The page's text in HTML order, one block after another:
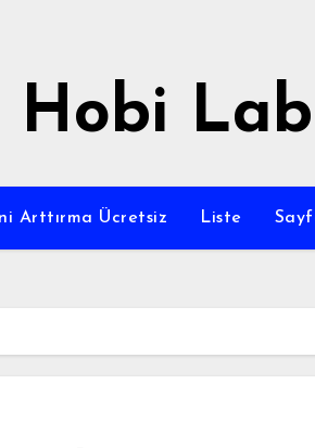
Hobi
Arttırma Ücretsiz Liste